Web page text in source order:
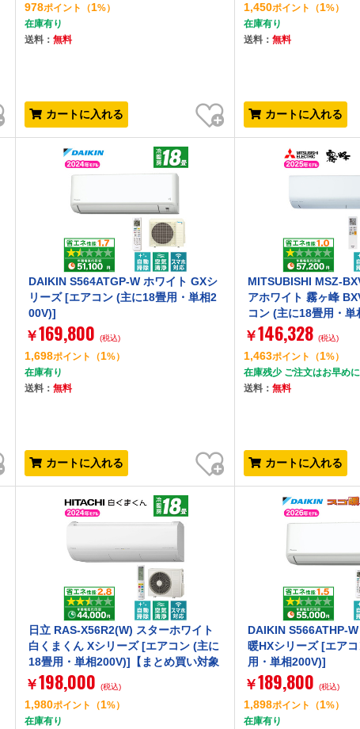
978ポイント （1%）
在庫有り
送料： 無料
カートに入れる
お気に入り
1,450ポイント （1%）
在庫有り
送料：無料
カートに入れる
DAIKIN S564ATGP-W ホワイト GXシ
リーズ [エアコン (主に18畳用・単相2
00V)]
￥169,800 (税込)
1,698ポイント （1%）
在庫有り
送料： 無料
カートに入れる
お気に入り
MITSUBISHI MSZ-
アホワイト 霧ヶ峰
コン (主に18畳用・単
￥146,328 (税込)
1,463ポイント （1%）
在庫残少 ご注文はお早めに
送料：無料
カートに入れる
日立 RAS-X56R2(W) スターホワイト
白くまくん Xシリーズ [エアコン (主に
18畳用・単相200V)]【まとめ買い対象
A】
￥198,000 (税込)
1,980ポイント （1%）
在庫有り
DAIKIN S566ATHP-
暖HXシリーズ [エア
用・単相200V)]
￥189,800 (税込)
1,898ポイント （1%）
在庫有り